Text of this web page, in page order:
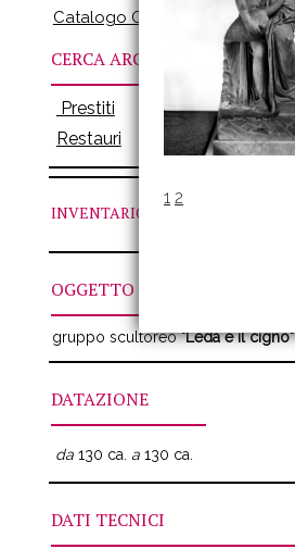
Catalogo Online
CERCA ARCHIVI
Prestiti
Restauri
INVENTARIO N. CVIIC
OGGETTO
gruppo scultoreo"Leda e il cigno"
DATAZIONE
da130 ca. a130 ca.
DATI TECNICI
1 2